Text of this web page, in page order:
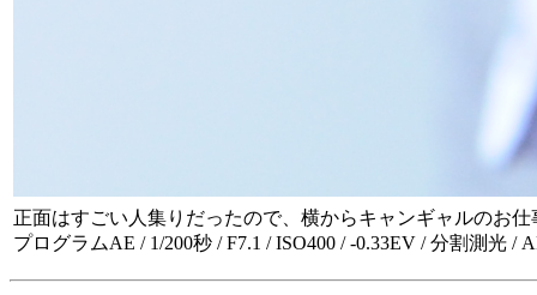
正面はすごい人集りだったので、横からキャンギャルのお
プログラムAE / 1/200秒 / F7.1 / ISO400 / -0.33EV / 分割測光 /